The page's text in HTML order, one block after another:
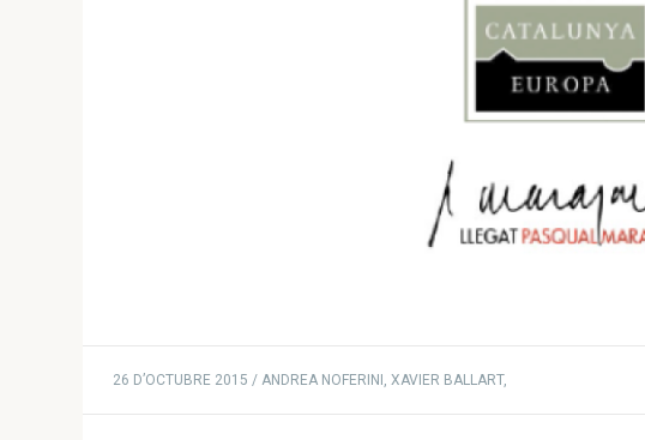
26 D’OCTUBRE 2015 / ANDREA NOFERINI, XAVIER BALLART,